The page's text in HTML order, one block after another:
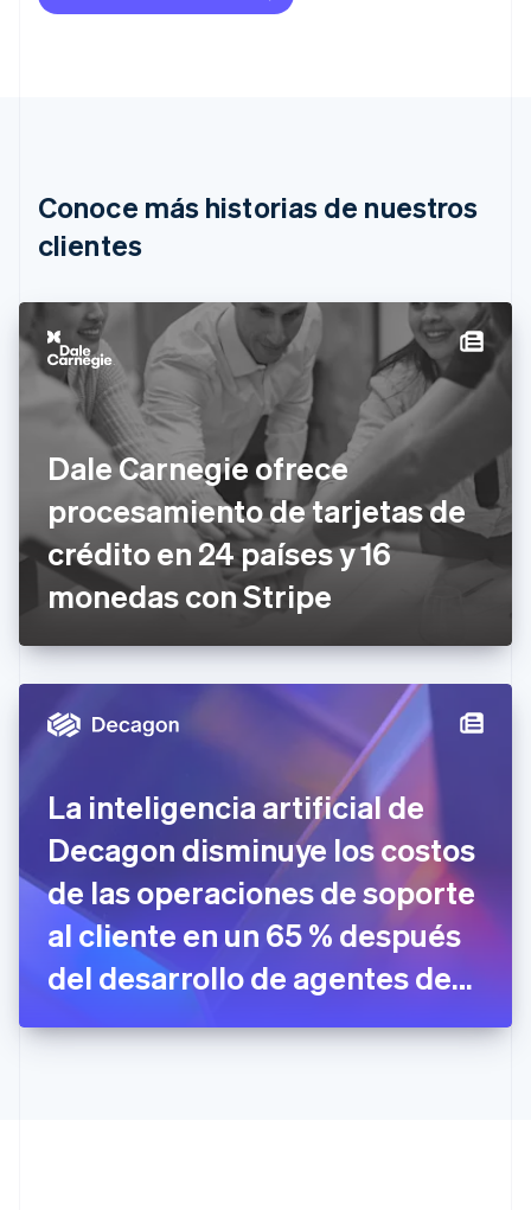
Conoce más historias de nuestros
clientes
Dale Carnegie ofrece
procesamiento de tarjetas de
crédito en 24 países y 16
monedas con Stripe
La inteligencia artificial de
Decagon disminuye los costos
de las operaciones de soporte
al cliente en un 65 % después
del desarrollo de agentes de
IA integrados en Stripe
Australia
Bulgaria
English
Canadá
China continental
简体中文 English
Chipre
English
Croacia
EnglishItaliano
Dinamarca
English
Emiratos Árabes Unidos
English
Eslovaquia
English
Eslovenia
España
English
Estonia
English Svenska
FrançaisEnglish
Gibraltar
English
Grecia
English
Hungría
India